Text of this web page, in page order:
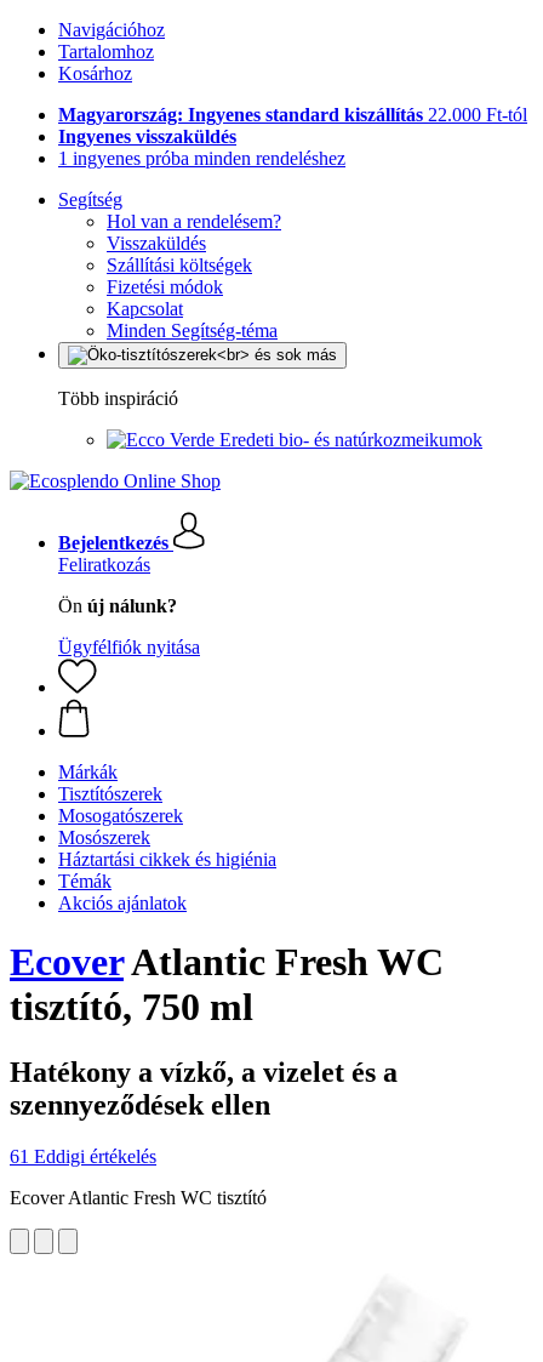
Navigációhoz
Tartalomhoz
Kosárhoz
Magyarország: Ingyenes standard kiszállítás 22.000 Ft-tól
Ingyenes visszaküldés
1 ingyenes próba minden rendeléshez
Segítség
Hol van a rendelésem?
Visszaküldés
Szállítási költségek
Fizetési módok
Kapcsolat
Minden Segítség-téma
Több inspiráció
Eredeti bio- és natúrkozmeikumok
Bejelentkezés
Feliratkozás
Ön új nálunk?
Ügyfélfiók nyitása
Márkák
Tisztítószerek
Mosogatószerek
Mosószerek
Háztartási cikkek és higiénia
Témák
Akciós ajánlatok
EcoverAtlantic Fresh WC
tisztító, 750 ml
Hatékony a vízkő, a vizelet és a
szennyeződések ellen
61 Eddigi értékelés
Ecover Atlantic Fresh WC tisztító